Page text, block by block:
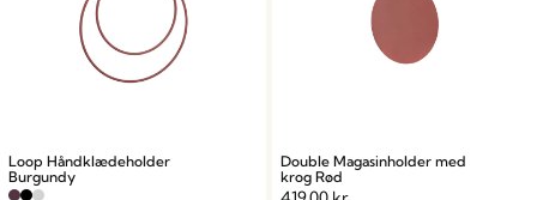
Loop Håndklædeholder
Burgundy
Double Magasinholder med
krog Rød